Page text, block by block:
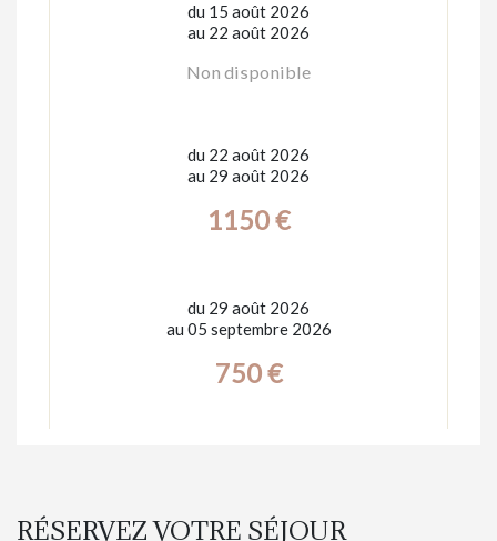
du 15 août 2026
au 22 août 2026
Non disponible
du 22 août 2026
au 29 août 2026
1150 €
du 29 août 2026
au 05 septembre 2026
750 €
RÉSERVEZ VOTRE SÉJOUR